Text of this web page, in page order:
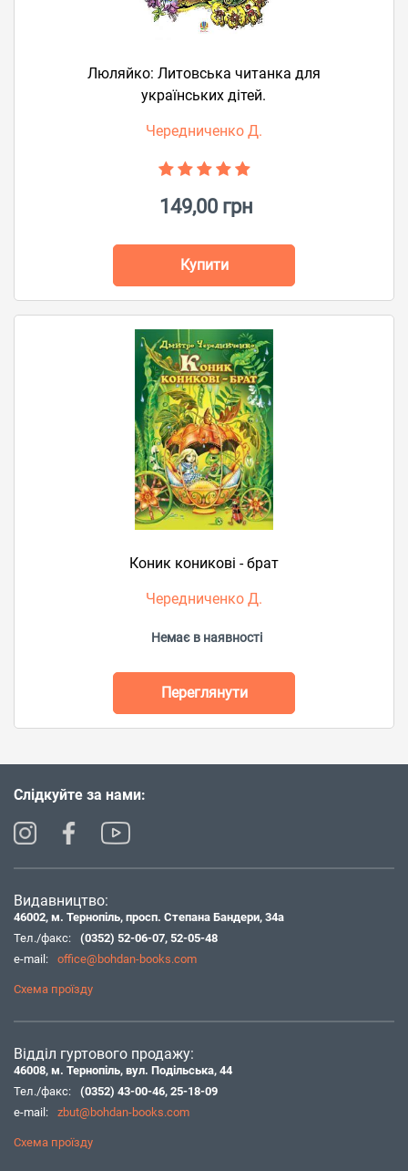
Люляйко: Литовська читанка для
українських дітей.
Чередниченко Д.
149,00 грн
Купити
Коник коникові - брат
Чередниченко Д.
Немає в наявності
Переглянути
Слідкуйте за нами:
Видавництво:
46002, м. Тернопіль, просп. Степана Бандери, 34а
Тел./факс:
(0352) 52-06-07, 52-05-48
e-mail:
office@bohdan-books.com
Схема проїзду
Відділ гуртового продажу:
46008, м. Тернопіль, вул. Подільська, 44
Тел./факс:
(0352) 43-00-46, 25-18-09
e-mail:
zbut@bohdan-books.com
Схема проїзду